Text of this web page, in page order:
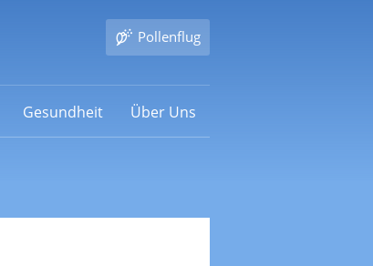
Pollenflug
Gesundheit Über Uns